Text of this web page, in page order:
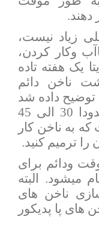
دهند.
زیاد نیست،
وکار کردن،
یک هفته تاده
ناخن دائم
توضیح داده شد
ماندگاری بیشتری دارد. که حدودا 30 الی 45
به ناخن کار
را ترمیم کنید.
ودائم برای
میشود. البته
ناخن های
های پا پدیکور